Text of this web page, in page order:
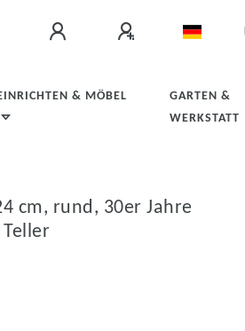
& MÖBEL
GARTEN &
WERKSTATT
cm, rund, 30er Jahre